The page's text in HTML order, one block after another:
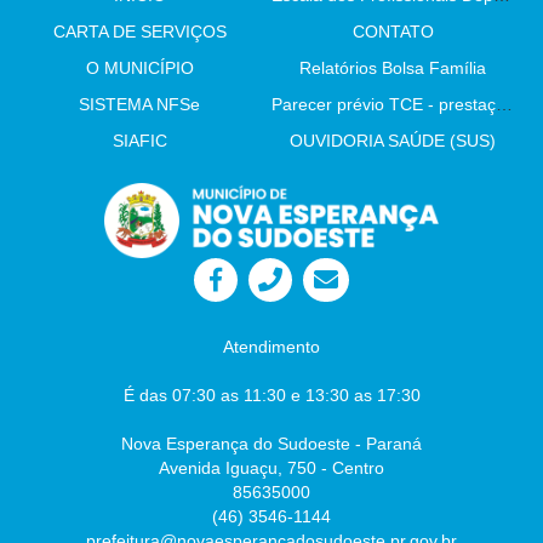
CARTA DE SERVIÇOS
CONTATO
O MUNICÍPIO
Relatórios Bolsa Família
SISTEMA NFSe
Parecer prévio TCE - prestação de contas
SIAFIC
OUVIDORIA SAÚDE (SUS)
Atendimento
É das 07:30 as 11:30 e 13:30 as 17:30
Nova Esperança do Sudoeste - Paraná
Avenida Iguaçu, 750 - Centro
85635000
(46) 3546-1144